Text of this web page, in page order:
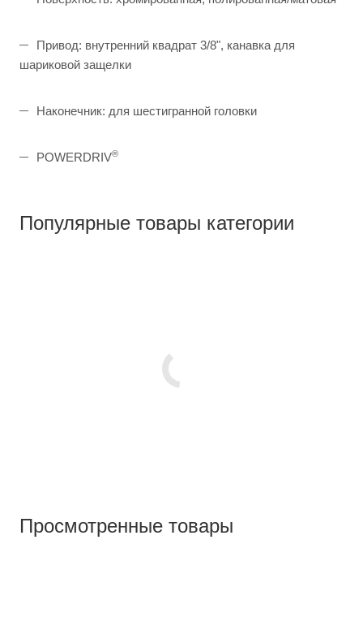
Привод: внутренний квадрат 3/8", канавка для
шариковой защелки
Наконечник: для шестигранной головки
POWERDRIV®
Популярные товары категории
Просмотренные товары